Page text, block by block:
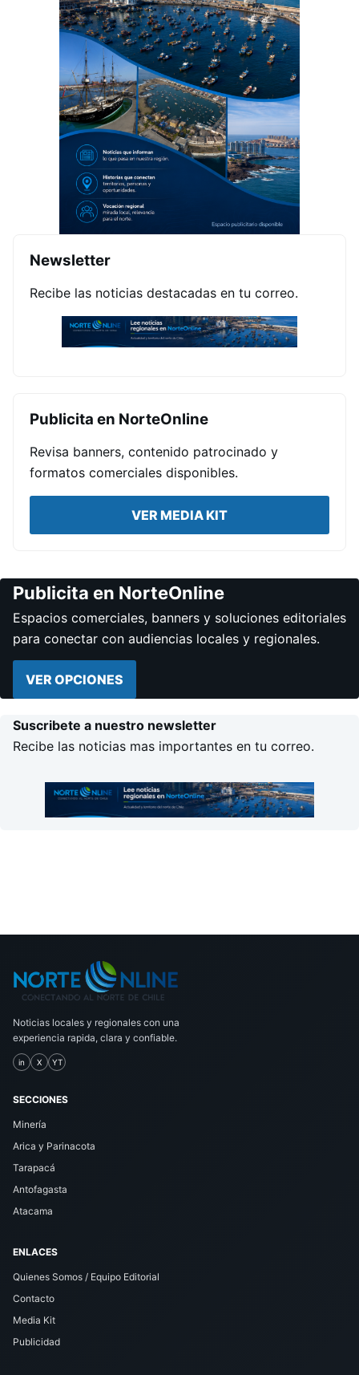
Newsletter
Recibe las noticias destacadas en tu correo.
Publicita en NorteOnline
Revisa banners, contenido patrocinado y
formatos comerciales disponibles.
VER MEDIA KIT
Publicita en NorteOnline
Espacios comerciales, banners y soluciones editoriales
para conectar con audiencias locales y regionales.
VER OPCIONES
Suscribete a nuestro newsletter
Recibe las noticias mas importantes en tu correo.
Noticias locales y regionales con una
experiencia rapida, clara y confiable.
in X YT
SECCIONES
Minería
Arica y Parinacota
Tarapacá
Antofagasta
Atacama
ENLACES
Quienes Somos / Equipo Editorial
Contacto
Media Kit
Publicidad